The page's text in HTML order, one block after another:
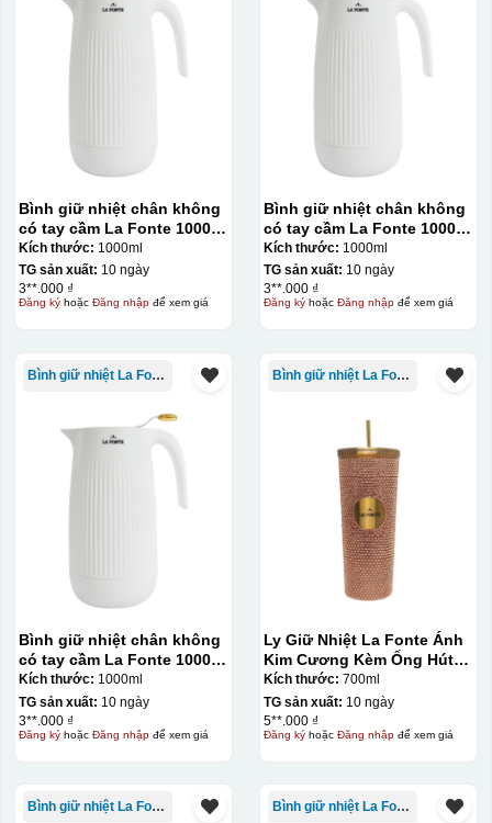
Bình giữ nhiệt chân không
có tay cầm La Fonte 1000ml
– 011655
Kích thước: 1000ml
TG sản xuất: 10 ngày
3**.000 ₫
Đăng kýhoặc Đăng nhậpđể xem giá
Bình giữ nhiệt chân không
có tay cầm La Fonte 1000ml
– 011655
Kích thước: 1000ml
TG sản xuất: 10 ngày
3**.000 ₫
Đăng kýhoặc Đăng nhậpđể xem giá
Bình giữ nhiệt La Fonte
Bình giữ nhiệt chân không
có tay cầm La Fonte 1000ml
– 011655
Kích thước: 1000ml
TG sản xuất: 10 ngày
3**.000 ₫
Đăng kýhoặc Đăng nhậpđể xem giá
Bình giữ nhiệt La Fonte
Ly Giữ Nhiệt La Fonte Ánh
Kim Cương Kèm Ống Hút-
700 ml-014687-GOL
Kích thước: 700ml
TG sản xuất: 10 ngày
5**.000 ₫
Đăng kýhoặc Đăng nhậpđể xem giá
Bình giữ nhiệt La Fonte Bình giữ nhiệt La Fonte